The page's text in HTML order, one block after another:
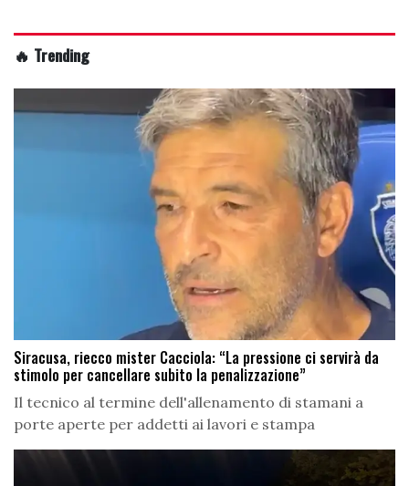
🔥 Trending
Siracusa, riecco mister Cacciola: “La pressione ci servirà da
stimolo per cancellare subito la penalizzazione”
Il tecnico al termine dell'allenamento di stamani a
porte aperte per addetti ai lavori e stampa